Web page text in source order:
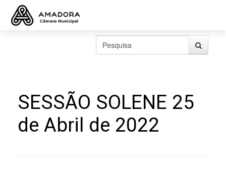
SESSÃO SOLENE 25
de Abril de 2022